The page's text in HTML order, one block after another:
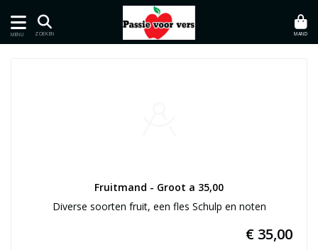
MENU ZOEKEN MAND
Fruitmand - Groot a 35,00
Diverse soorten fruit, een fles Schulp en noten
€ 35,00